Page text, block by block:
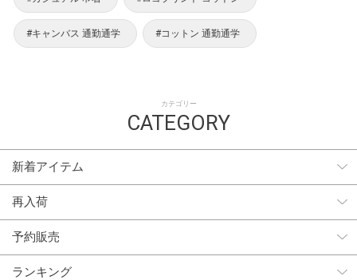
カテゴリー
CATEGORY
新着アイテム
再入荷
予約販売
ランキング
#キャンバス 通勤通学 #コットン 通勤通学